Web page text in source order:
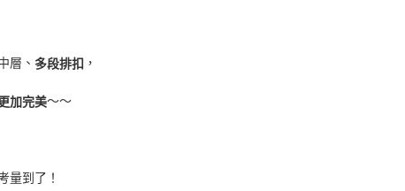
層、 多段排扣 ，
加完美～～
量到了！